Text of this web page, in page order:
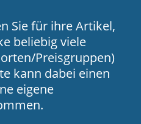
Sie für ihre Artikel,
beliebig viele
Preisgruppen)
kann dabei einen
eigene